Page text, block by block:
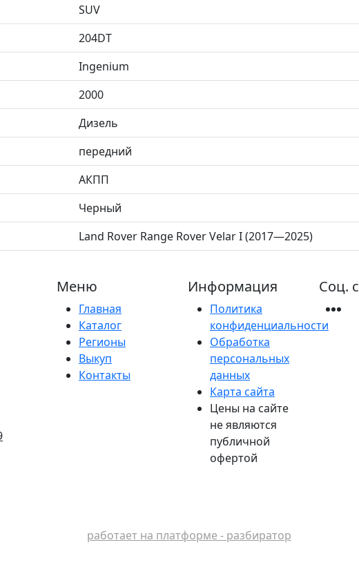
SUV
204DT
Ingenium
2000
Дизель
передний
АКПП
Черный
Land Rover Range Rover Velar I (2017—2025)
Меню
Главная
Каталог
Регионы
Выкуп
Контакты
Информация
Политика
конфиденциальности
Обработка
персональных
данных
Карта сайта
Цены на сайте
не являются
публичной
офертой
Соц.
работает на платформе - разбиратор